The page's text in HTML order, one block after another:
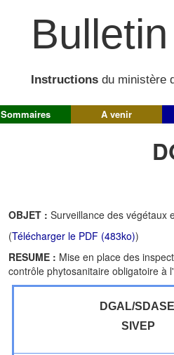
Instructions du ministère
Sommaires A venir
OBJET : Surveillance des végétaux
(Télécharger le PDF (483ko))
RESUME : Mise en place des
contrôle phytosanitaire obligatoire à
DGAL/
SIVEP